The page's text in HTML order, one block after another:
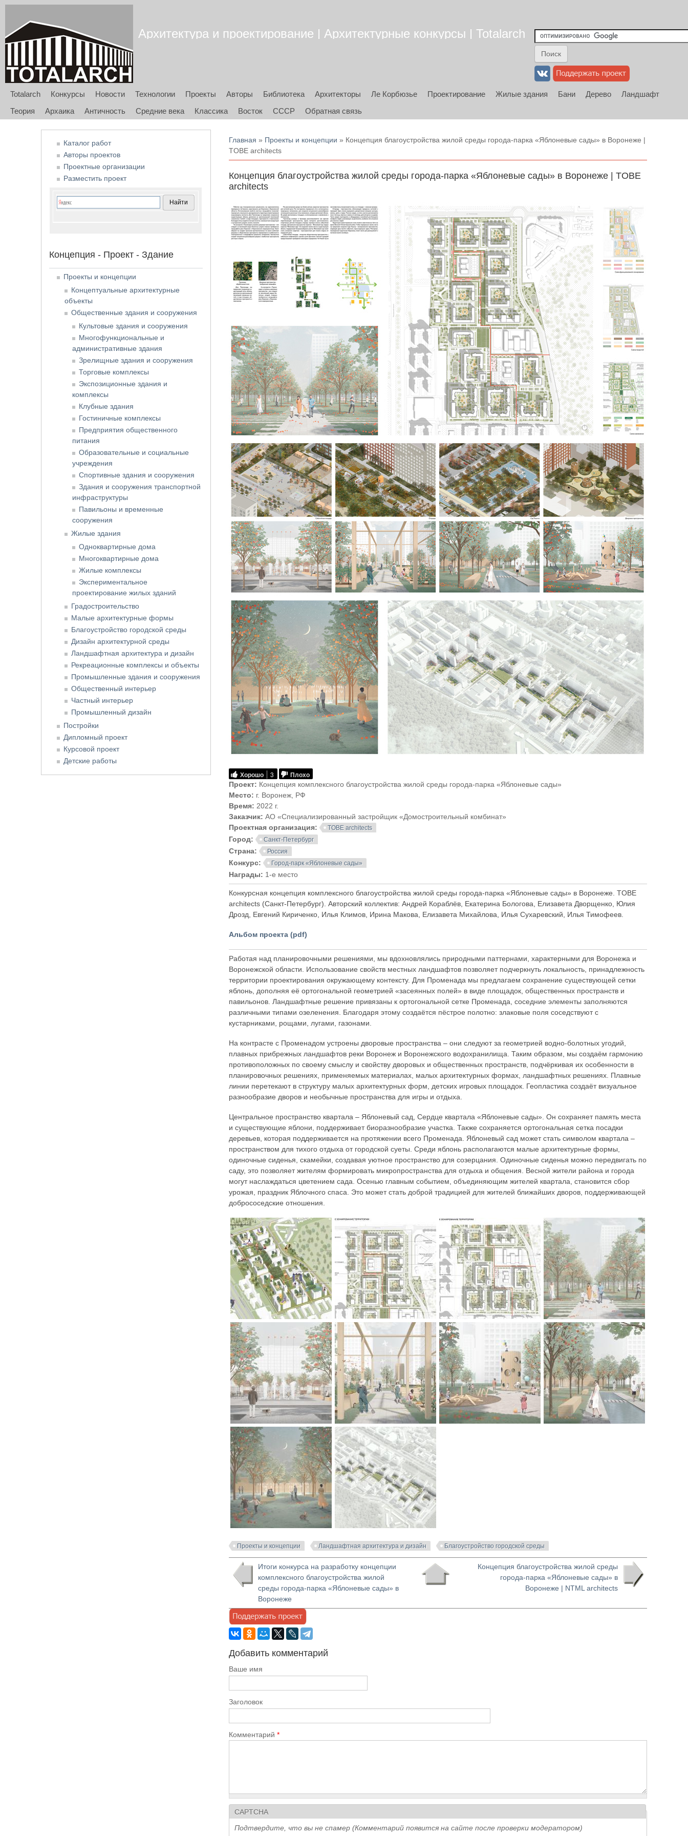
Архитектура и проектирование | Архитектурные конкурсы | Totalarch
Totalarch Конкурсы Новости Технологии Проекты Авторы Библиотека Архитекторы Ле Корбюзье Проектирование Жилые здания Бани Дерево
Ландшафт
Теория
Архаика Античность Средние века Классика Восток СССР Обратная связь
Вы здесь
Главная » Проекты и концепции » Концепция благоустройства жилой среды города-парка «Яблоневые сады» в Воронеже |
TOBE architects
Концепция благоустройства жилой среды города-парка «Яблоневые сады» в Воронеже | TOBE
architects
Хорошо 3 Плохо
Проект: Концепция комплексного благоустройства жилой среды города-парка «Яблоневые сады»
Место: г. Воронеж, РФ
Время: 2022 г.
Заказчик:АО «Специализированный застройщик «Домостроительный комбинат»
Проектная организация:
TOBE architects
Город: Санкт-Петербург
Страна: Россия
Конкурс: Город-парк «Яблоневые сады»
Награды: 1-е место
Конкурсная концепция комплексного благоустройства жилой среды города-парка «Яблоневые сады» в Воронеже. TOBE
architects (Санкт-Петербург). Авторский коллектив: Андрей Кораблёв, Екатерина Бологова, Елизавета Дворщенко, Юлия
Дрозд, Евгений Кириченко, Илья Климов, Ирина Макова, Елизавета Михайлова, Илья Сухаревский, Илья Тимофеев.
Альбом проекта (pdf)
Работая над планировочными решениями, мы вдохновлялись природными паттернами, характерными для Воронежа и
Воронежской области. Использование свойств местных ландшафтов позволяет подчеркнуть локальность, принадлежность
территории проектирования окружающему контексту. Для Променада мы предлагаем сохранение существующей сетки
яблонь, дополняя её ортогональной геометрией «засеянных полей» в виде площадок, общественных пространств и
павильонов. Ландшафтные решение привязаны к ортогональной сетке Променада, соседние элементы заполняются
различными типами озеленения. Благодаря этому создаётся пёстрое полотно: злаковые поля соседствуют с
кустарниками, рощами, лугами, газонами.
На контрасте с Променадом устроены дворовые пространства – они следуют за геометрией водно-болотных угодий,
плавных прибрежных ландшафтов реки Воронеж и Воронежского водохранилища. Таким образом, мы создаём гармонию
противоположных по своему смыслу и свойству дворовых и общественных пространств, подчёркивая их особенности в
планировочных решениях, применяемых материалах, малых архитектурных формах, ландшафтных решениях. Плавные
линии перетекают в структуру малых архитектурных форм, детских игровых площадок. Геопластика создаёт визуальное
разнообразие дворов и необычные пространства для игры и отдыха.
Центральное пространство квартала – Яблоневый сад, Сердце квартала «Яблоневые сады». Он сохраняет память места
и существующие яблони, поддерживает биоразнообразие участка. Также сохраняется ортогональная сетка посадки
деревьев, которая поддерживается на протяжении всего Променада. Яблоневый сад может стать символом квартала –
пространством для тихого отдыха от городской суеты. Среди яблонь располагаются малые архитектурные формы,
одиночные сиденья, скамейки, создавая уютное пространство для созерцания. Одиночные сиденья можно передвигать по
саду, это позволяет жителям формировать микропространства для отдыха и общения. Весной жители района и города
могут наслаждаться цветением сада. Осенью главным событием, объединяющим жителей квартала, становится сбор
урожая, праздник Яблочного спаса. Это может стать доброй традицией для жителей ближайших дворов, поддерживающей
добрососедские отношения.
Проекты и концепции Ландшафтная архитектура и дизайн Благоустройство городской среды
Итоги конкурса на разработку концепции
комплексного благоустройства жилой
среды города-парка «Яблоневые сады» в
Воронеже
Концепция благоустройства жилой среды
города-парка «Яблоневые сады» в
Воронеже | NTML architects
Добавить комментарий
Ваше имя
Заголовок
Комментарий*
CAPTCHA
Подтвердите, что вы не спамер (Комментарий появится на сайте после проверки модератором)
Каталог работ
Авторы проектов
Проектные организации
Разместить проект
Концепция - Проект - Здание
Проекты и концепции
Концептуальные архитектурные
объекты
Общественные здания и сооружения
Культовые здания и сооружения
Многофункциональные и
административные здания
Зрелищные здания и сооружения
Торговые комплексы
Экспозиционные здания и
комплексы
Клубные здания
Гостиничные комплексы
Предприятия общественного
питания
Образовательные и социальные
учреждения
Спортивные здания и сооружения
Здания и сооружения транспортной
инфраструктуры
Павильоны и временные
сооружения
Жилые здания
Одноквартирные дома
Многоквартирные дома
Жилые комплексы
Экспериментальное
проектирование жилых зданий
Градостроительство
Малые архитектурные формы
Благоустройство городской среды
Дизайн архитектурной среды
Ландшафтная архитектура и дизайн
Рекреационные комплексы и объекты
Промышленные здания и сооружения
Общественный интерьер
Частный интерьер
Промышленный дизайн
Постройки
Дипломный проект
Курсовой проект
Детские работы